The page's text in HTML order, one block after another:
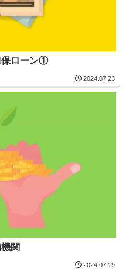
保ローン①
2024.07.23
関
2024.07.19